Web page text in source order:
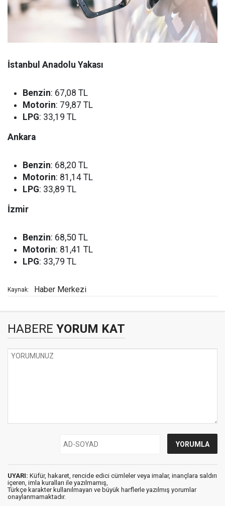
İstanbul Anadolu Yakası
Benzin: 67,08 TL
Motorin: 79,87 TL
LPG: 33,19 TL
Ankara
Benzin: 68,20 TL
Motorin: 81,14 TL
LPG: 33,89 TL
İzmir
Benzin: 68,50 TL
Motorin: 81,41 TL
LPG: 33,79 TL
Kaynak: Haber Merkezi
HABERE YORUM KAT
UYARI: Küfür, hakaret, rencide edici cümleler veya imalar, inançlara saldırı
içeren, imla kuralları ile yazılmamış,
Türkçe karakter kullanılmayan ve büyük harflerle yazılmış yorumlar
onaylanmamaktadır.